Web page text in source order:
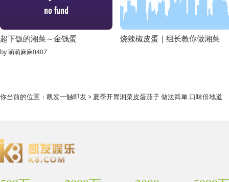
超下饭的湘菜～金钱蛋
by萌萌麻麻0407
烧辣椒皮蛋｜组长教你做湘菜
你当前的位置： 凯发一触即发> 夏季开胃湘菜皮蛋茄子 做法简单 口味倍地道